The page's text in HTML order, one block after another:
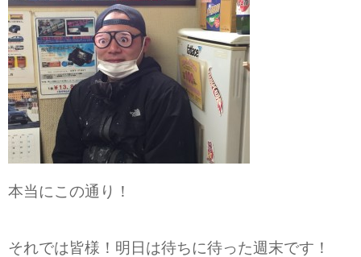
本当にこの通り！
それでは皆様！明日は待ちに待った週末です！